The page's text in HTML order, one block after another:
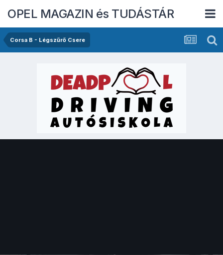
OPEL MAGAZIN és TUDÁSTÁR
Corsa B - Légszűrő Csere